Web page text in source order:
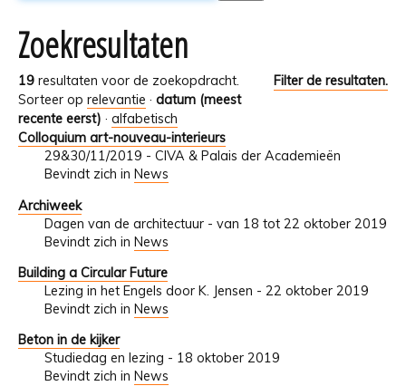
Zoekresultaten
19 resultaten voor de zoekopdracht.
Filter de resultaten.
Sorteer op relevantie · datum (meest
recente eerst) · alfabetisch
Colloquium art-nouveau-interieurs
29&30/11/2019 - CIVA & Palais der Academieën
Bevindt zich in News
Archiweek
Dagen van de architectuur - van 18 tot 22 oktober 2019
Bevindt zich in News
Building a Circular Future
Lezing in het Engels door K. Jensen - 22 oktober 2019
Bevindt zich in News
Beton in de kijker
Studiedag en lezing - 18 oktober 2019
Bevindt zich in News